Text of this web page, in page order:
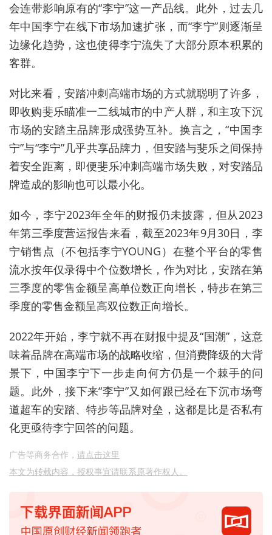
会连带影响原有的“李宁”这一产品线。此外，过去几
年中国李宁在线下市场加速扩张，而“李宁”则逐渐呈
边缘化趋势，这也使得李宁流失了大部分原本积累的
客群。
对比来看，安踏冲刺高端市场的方式就聪明了许多，
即收购斐乐瞄准一二线城市的中产人群，和主攻下沉
市场的安踏主品牌形成强势互补。换言之，“中国李
宁”与“李宁”几乎共享品牌力，但安踏与斐乐之间保持
着安全距离，即便斐乐冲刺高端市场失败，对安踏品
牌造成的影响也可以最小化。
如今，李宁2023年全年的财报仍未披露，但从2023
年第三季度营运报告来看，截至2023年9月30日，李
宁销售点（不包括李宁YOUNG）在整个平台的零售
流水按年仅录得中个位数增长，作为对比，安踏在第
三季度的零售金额呈高单位数正向增长，特步在第三
季度的零售金额呈高双位数正向增长。
2022年开始，李宁就不再在财报中提及“国潮”，这意
味着品牌在高端市场的战略收缩，但消费降级的大背
景下，中国李宁下一步走向何方仍是一个棘手的问
题。此外，接下来“李宁”又如何跟已经在下沉市场弯
道超车的安踏、特步等品牌对垒，这都是比是否私有
化更亟待李宁回答的问题。
广告等商务合作， 请点击这里
本文为转载内容，授权事宜请联系原著作权人。